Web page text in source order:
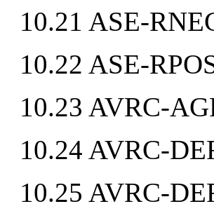
10.21 ASE-
10.22 ASE-
10.23 AVRC-
10.24 AVRC-
10.25 AVRC-